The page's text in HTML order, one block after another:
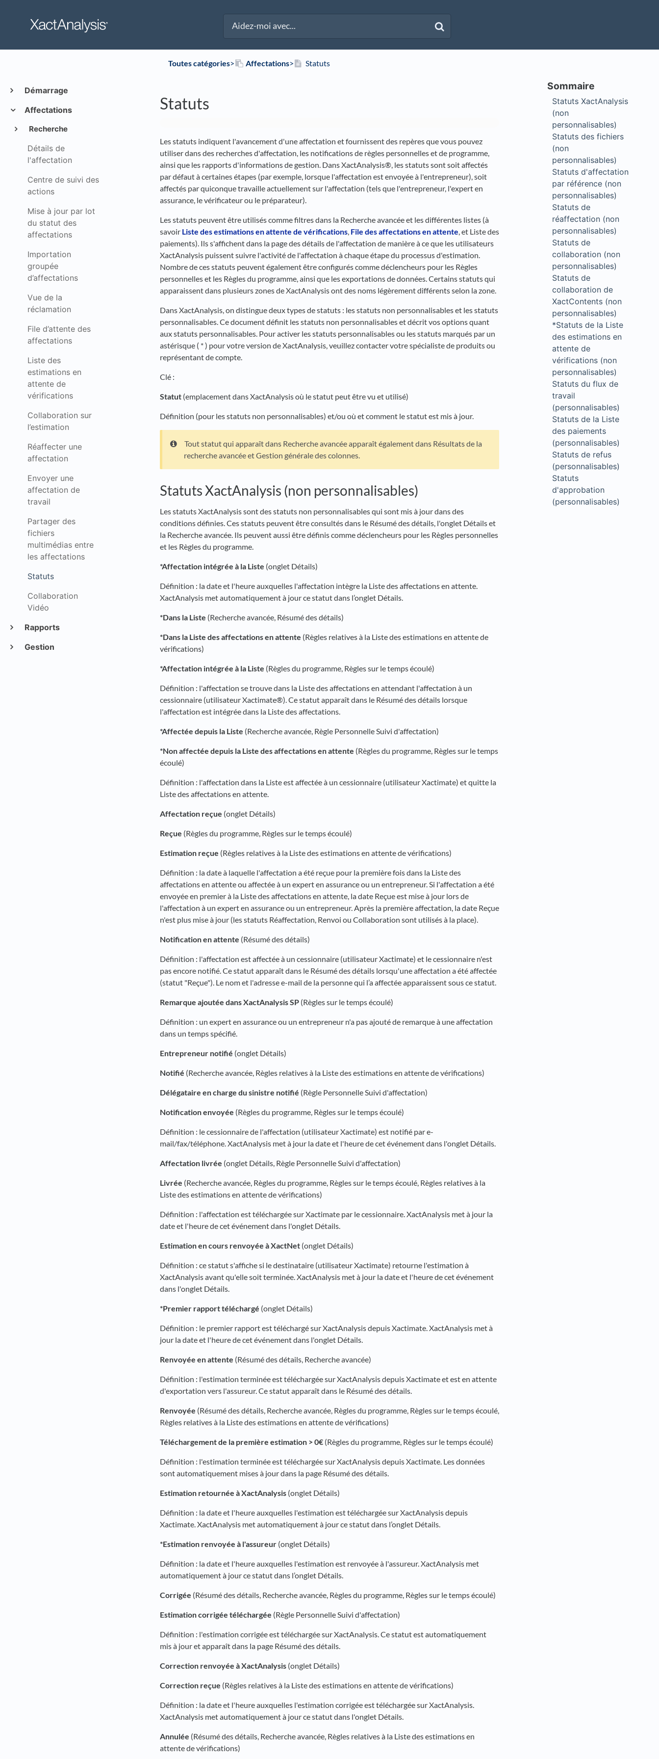
Démarrage
Affectations
Recherche
Détails de
l'affectation
Centre de suivi des
actions
Mise à jour par lot
du statut des
affectations
Importation
groupée
d’affectations
Vue de la
réclamation
File d’attente des
affectations
Liste des
estimations en
attente de
vérifications
Collaboration sur
l’estimation
Réaffecter une
affectation
Envoyer une
affectation de
travail
Partager des
fichiers
multimédias entre
les affectations
Statuts
Collaboration
Vidéo
Rapports
Gestion
Toutes catégories​>​ ​Affectations​>​ Statuts
Statuts
Les statuts indiquent l'avancement d'une affectation et fournissent des repères que vous pouvez
utiliser dans des recherches d'affectation, les notifications de règles personnelles et de programme,
ainsi que les rapports d'informations de gestion. Dans XactAnalysis®, les statuts sont soit affectés
par défaut à certaines étapes (par exemple, lorsque l'affectation est envoyée à l'entrepreneur), soit
affectés par quiconque travaille actuellement sur l'affectation (tels que l'entrepreneur, l'expert en
assurance, le vérificateur ou le préparateur).
Les statuts peuvent être utilisés comme filtres dans la Recherche avancée et les différentes listes (à
savoir Liste des estimations en attente de vérifications, File des affectations en attente, et Liste des
paiements). Ils s'affichent dans la page des détails de l'affectation de manière à ce que les utilisateurs
XactAnalysis puissent suivre l'activité de l'affectation à chaque étape du processus d'estimation.
Nombre de ces statuts peuvent également être configurés comme déclencheurs pour les Règles
personnelles et les Règles du programme, ainsi que les exportations de données. Certains statuts qui
apparaissent dans plusieurs zones de XactAnalysis ont des noms légèrement différents selon la zone.
Dans XactAnalysis, on distingue deux types de statuts : les statuts non personnalisables et les statuts
personnalisables. Ce document définit les statuts non personnalisables et décrit vos options quant
aux statuts personnalisables. Pour activer les statuts personnalisables ou les statuts marqués par un
astérisque ( * ) pour votre version de XactAnalysis, veuillez contacter votre spécialiste de produits ou
représentant de compte.
Clé :
Statut (emplacement dans XactAnalysis où le statut peut être vu et utilisé)
Définition (pour les statuts non personnalisables) et/ou où et comment le statut est mis à jour.
Tout statut qui apparaît dans Recherche avancée apparaît également dans Résultats de la
recherche avancée et Gestion générale des colonnes.
Statuts XactAnalysis (non personnalisables)
Les statuts XactAnalysis sont des statuts non personnalisables qui sont mis à jour dans des
conditions définies. Ces statuts peuvent être consultés dans le Résumé des détails, l'onglet Détails et
la Recherche avancée. Ils peuvent aussi être définis comme déclencheurs pour les Règles personnelles
et les Règles du programme.
*Affectation intégrée à la Liste (onglet Détails)
Définition : la date et l'heure auxquelles l'affectation intègre la Liste des affectations en attente.
XactAnalysis met automatiquement à jour ce statut dans l’onglet Détails.
*Dans la Liste (Recherche avancée, Résumé des détails)
*Dans la Liste des affectations en attente (Règles relatives à la Liste des estimations en attente de
vérifications)
*Affectation intégrée à la Liste (Règles du programme, Règles sur le temps écoulé)
Définition : l'affectation se trouve dans la Liste des affectations en attendant l'affectation à un
cessionnaire (utilisateur Xactimate®). Ce statut apparaît dans le Résumé des détails lorsque
l'affectation est intégrée dans la Liste des affectations.
*Affectée depuis la Liste (Recherche avancée, Règle Personnelle Suivi d'affectation)
*Non affectée depuis la Liste des affectations en attente (Règles du programme, Règles sur le temps
écoulé)
Définition : l'affectation dans la Liste est affectée à un cessionnaire (utilisateur Xactimate) et quitte la
Liste des affectations en attente.
Affectation reçue (onglet Détails)
Reçue (Règles du programme, Règles sur le temps écoulé)
Estimation reçue (Règles relatives à la Liste des estimations en attente de vérifications)
Définition : la date à laquelle l'affectation a été reçue pour la première fois dans la Liste des
affectations en attente ou affectée à un expert en assurance ou un entrepreneur. Si l'affectation a été
envoyée en premier à la Liste des affectations en attente, la date Reçue est mise à jour lors de
l'affectation à un expert en assurance ou un entrepreneur. Après la première affectation, la date Reçue
n'est plus mise à jour (les statuts Réaffectation, Renvoi ou Collaboration sont utilisés à la place).
Notification en attente (Résumé des détails)
Définition : l'affectation est affectée à un cessionnaire (utilisateur Xactimate) et le cessionnaire n'est
pas encore notifié. Ce statut apparaît dans le Résumé des détails lorsqu'une affectation a été affectée
(statut "Reçue"). Le nom et l'adresse e-mail de la personne qui l’a affectée apparaissent sous ce statut.
Remarque ajoutée dans XactAnalysis SP (Règles sur le temps écoulé)
Définition : un expert en assurance ou un entrepreneur n'a pas ajouté de remarque à une affectation
dans un temps spécifié.
Entrepreneur notifié (onglet Détails)
Notifié (Recherche avancée, Règles relatives à la Liste des estimations en attente de vérifications)
Délégataire en charge du sinistre notifié (Règle Personnelle Suivi d'affectation)
Notification envoyée (Règles du programme, Règles sur le temps écoulé)
Définition : le cessionnaire de l'affectation (utilisateur Xactimate) est notifié par e-
mail/fax/téléphone. XactAnalysis met à jour la date et l'heure de cet événement dans l'onglet Détails.
Affectation livrée (onglet Détails, Règle Personnelle Suivi d'affectation)
Livrée (Recherche avancée, Règles du programme, Règles sur le temps écoulé, Règles relatives à la
Liste des estimations en attente de vérifications)
Définition : l'affectation est téléchargée sur Xactimate par le cessionnaire. XactAnalysis met à jour la
date et l'heure de cet événement dans l'onglet Détails.
Estimation en cours renvoyée à XactNet (onglet Détails)
Définition : ce statut s'affiche si le destinataire (utilisateur Xactimate) retourne l'estimation à
XactAnalysis avant qu'elle soit terminée. XactAnalysis met à jour la date et l'heure de cet événement
dans l'onglet Détails.
*Premier rapport téléchargé (onglet Détails)
Définition : le premier rapport est téléchargé sur XactAnalysis depuis Xactimate. XactAnalysis met à
jour la date et l'heure de cet événement dans l'onglet Détails.
Renvoyée en attente (Résumé des détails, Recherche avancée)
Définition : l'estimation terminée est téléchargée sur XactAnalysis depuis Xactimate et est en attente
d'exportation vers l'assureur. Ce statut apparaît dans le Résumé des détails.
Renvoyée (Résumé des détails, Recherche avancée, Règles du programme, Règles sur le temps écoulé,
Règles relatives à la Liste des estimations en attente de vérifications)
Téléchargement de la première estimation > 0€ (Règles du programme, Règles sur le temps écoulé)
Définition : l'estimation terminée est téléchargée sur XactAnalysis depuis Xactimate. Les données
sont automatiquement mises à jour dans la page Résumé des détails.
Estimation retournée à XactAnalysis (onglet Détails)
Définition : la date et l'heure auxquelles l'estimation est téléchargée sur XactAnalysis depuis
Xactimate. XactAnalysis met automatiquement à jour ce statut dans l’onglet Détails.
*Estimation renvoyée à l'assureur (onglet Détails)
Définition : la date et l'heure auxquelles l'estimation est renvoyée à l'assureur. XactAnalysis met
automatiquement à jour ce statut dans l’onglet Détails.
Corrigée (Résumé des détails, Recherche avancée, Règles du programme, Règles sur le temps écoulé)
Estimation corrigée téléchargée (Règle Personnelle Suivi d'affectation)
Définition : l'estimation corrigée est téléchargée sur XactAnalysis. Ce statut est automatiquement
mis à jour et apparaît dans la page Résumé des détails.
Correction renvoyée à XactAnalysis (onglet Détails)
Correction reçue (Règles relatives à la Liste des estimations en attente de vérifications)
Définition : la date et l'heure auxquelles l'estimation corrigée est téléchargée sur XactAnalysis.
XactAnalysis met automatiquement à jour ce statut dans l'onglet Détails.
Annulée (Résumé des détails, Recherche avancée, Règles relatives à la Liste des estimations en
attente de vérifications)
Statuts XactAnalysis
(non
personnalisables)
Statuts des fichiers
(non
personnalisables)
Statuts d'affectation
par référence (non
personnalisables)
Statuts de
réaffectation (non
personnalisables)
Statuts de
collaboration (non
personnalisables)
Statuts de
collaboration de
XactContents (non
personnalisables)
*Statuts de la Liste
des estimations en
attente de
vérifications (non
personnalisables)
Statuts du flux de
travail
(personnalisables)
Statuts de la Liste
des paiements
(personnalisables)
Statuts de refus
(personnalisables)
Statuts
d'approbation
(personnalisables)